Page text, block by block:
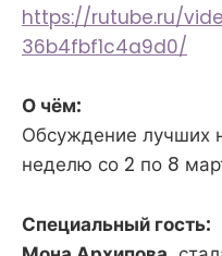
https://rutube.ru/
36b4fbf1c4a9d0/
О чём:
Обсуждение лучших
неделю со 2 по 8
Специальный гость: